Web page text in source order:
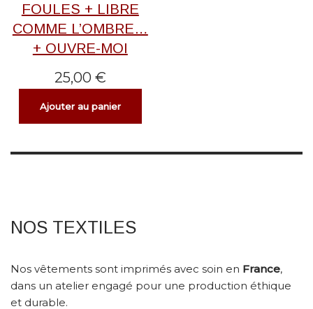
FOULES + LIBRE
COMME L’OMBRE…
+ OUVRE-MOI
25,00 €
Ajouter au panier
NOS TEXTILES
Nos vêtements sont imprimés avec soin en France,
dans un atelier engagé pour une production éthique
et durable.